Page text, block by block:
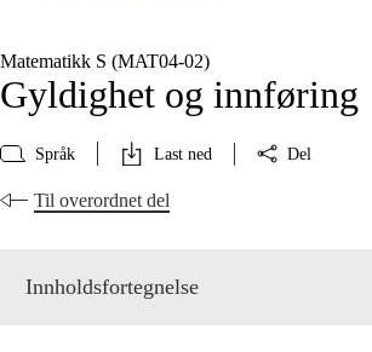
Matematikk S (MAT04‑02)
Gyldighet og innføring
Språk Last ned Del
Til overordnet del
Innholdsfortegnelse